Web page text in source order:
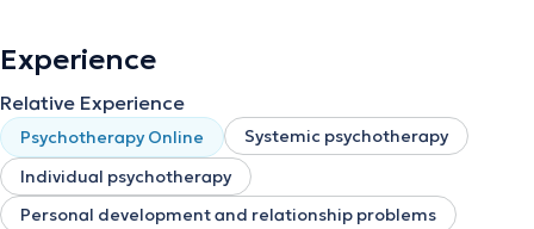
Experience
Relative Experience
Psychotherapy Online
Systemic psychotherapy
Individual psychotherapy
Personal development and relationship problems